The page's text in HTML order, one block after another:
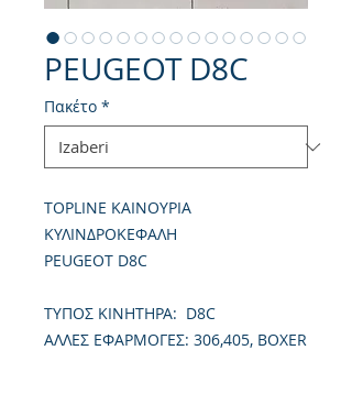
PEUGEOT D8C
Πακέτο *
TOPLINE ΚΑΙΝΟΥΡΙΑ
ΚΥΛΙΝΔΡΟΚΕΦΑΛΗ
PEUGEOT D8C
TΥΠΟΣ ΚΙΝΗΤΗΡΑ: D8C
ΑΛΛΕΣ ΕΦΑΡΜΟΓΕΣ: 306,405, BOXER